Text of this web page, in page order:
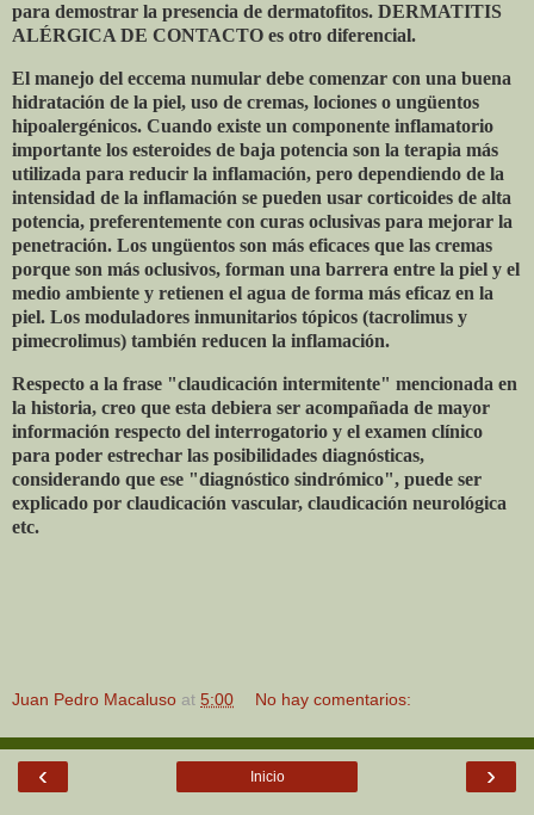
para demostrar la presencia de dermatofitos. DERMATITIS
ALÉRGICA DE CONTACTO es otro diferencial.
El manejo del eccema numular debe comenzar con una buena
hidratación de la piel, uso de cremas, lociones o ungüentos
hipoalergénicos. Cuando existe un componente inflamatorio
importante los esteroides de baja potencia son la terapia más
utilizada para reducir la inflamación, pero dependiendo de la
intensidad de la inflamación se pueden usar corticoides de alta
potencia, preferentemente con curas oclusivas para mejorar la
penetración. Los ungüentos son más eficaces que las cremas
porque son más oclusivos, forman una barrera entre la piel y el
medio ambiente y retienen el agua de forma más eficaz en la
piel. Los moduladores inmunitarios tópicos (tacrolimus y
pimecrolimus) también reducen la inflamación.
Respecto a la frase "claudicación intermitente" mencionada en
la historia, creo que esta debiera ser acompañada de mayor
información respecto del interrogatorio y el examen clínico
para poder estrechar las posibilidades diagnósticas,
considerando que ese "diagnóstico sindrómico", puede ser
explicado por claudicación vascular, claudicación neurológica
etc.
Juan Pedro Macaluso at 5:00 No hay comentarios:
‹ ›
Inicio